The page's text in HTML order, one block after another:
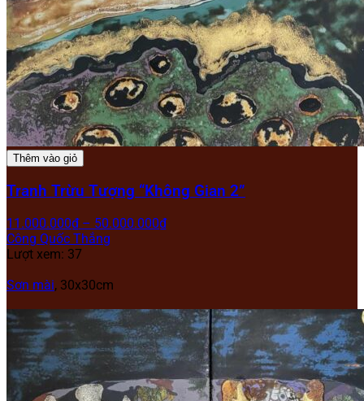
Thêm vào giỏ
Tranh Trừu Tượng “Không Gian 2”
11.000.000₫ – 50.000.000₫
Công Quốc Thắng
Lượt xem: 37
Sơn mài, 30x30cm